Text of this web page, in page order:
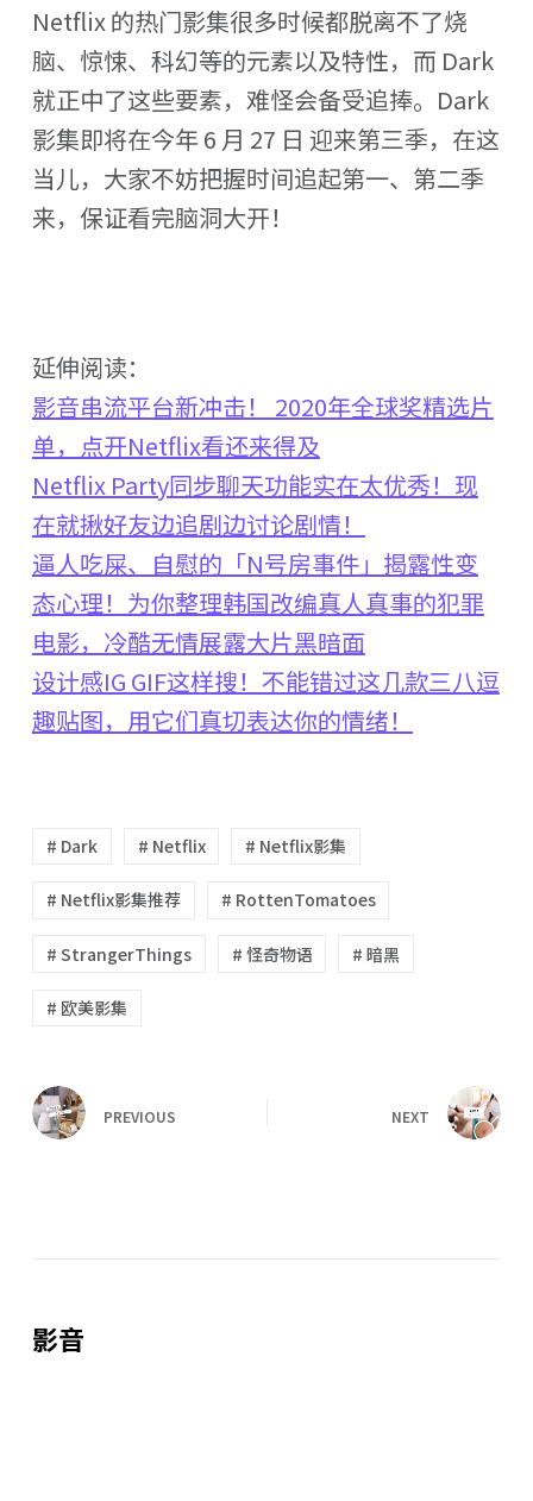
Netflix 的热门影集很多时候都脱离不了烧
脑、惊悚、科幻等的元素以及特性，而 Dark
就正中了这些要素，难怪会备受追捧。Dark
影集即将在今年 6 月 27 日 迎来第三季，在这
当儿，大家不妨把握时间追起第一、第二季
来，保证看完脑洞大开！
延伸阅读：
影音串流平台新冲击！ 2020年全球奖精选片
单，点开Netflix看还来得及
Netflix Party同步聊天功能实在太优秀！现
在就揪好友边追剧边讨论剧情！
逼人吃屎、自慰的「N号房事件」揭露性变
态心理！为你整理韩国改编真人真事的犯罪
电影，冷酷无情展露大片黑暗面
设计感IG GIF这样搜！不能错过这几款三八逗
趣贴图，用它们真切表达你的情绪！
# Dark # Netflix # Netflix影集
# Netflix影集推荐 # RottenTomatoes
# StrangerThings # 怪奇物语 # 暗黑
# 欧美影集
PREVIOUS NEXT
影音